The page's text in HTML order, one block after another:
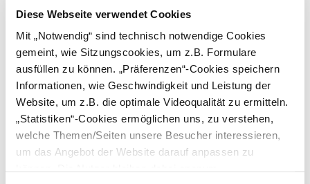
Diese Webseite verwendet Cookies
Mit „Notwendig“ sind technisch notwendige Cookies
gemeint, wie Sitzungscookies, um z.B. Formulare
ausfüllen zu können. „Präferenzen“-Cookies speichern
Informationen, wie Geschwindigkeit und Leistung der
Website, um z.B. die optimale Videoqualität zu ermitteln.
„Statistiken“-Cookies ermöglichen uns, zu verstehen,
welche Themen/Seiten unsere Besucher interessieren,
um das Angebot der Website darauf anpassen zu
aufgelisteten Parameter überprüft und
bewertet werden.
Tubusgeräte – Röntgengeräte
mit intraoralem Strahler
Temperatur des Entwicklers
Optische Dichte: visueller Vergleich
mit der Referenzaufnahme
Mechanische Unversehrtheit des
Tubus
OPG